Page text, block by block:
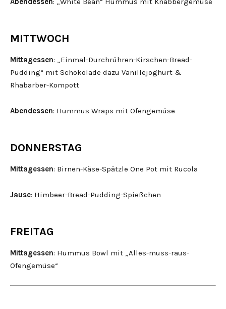
MITTWOCH
Mittagessen: „Einmal-Durchrühren-Kirschen-Bread-
Pudding“ mit Schokolade dazu Vanillejoghurt &
Rhabarber-Kompott
Abendessen: Hummus Wraps mit Ofengemüse
DONNERSTAG
Mittagessen: Birnen-Käse-Spätzle One Pot mit Rucola
Jause: Himbeer-Bread-Pudding-Spießchen
FREITAG
Mittagessen: Hummus Bowl mit „Alles-muss-raus-
Ofengemüse“